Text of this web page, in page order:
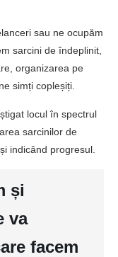
sau ne ocupăm
sarcini de îndeplinit,
organizarea pe
simți copleșiți.
locul în spectrul
sarcinilor de
indicând progresul.
și
va
facem